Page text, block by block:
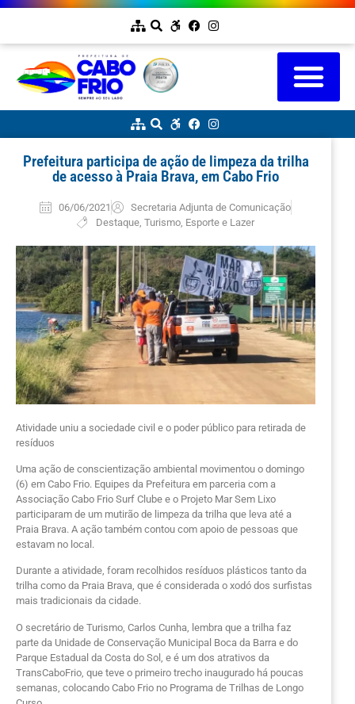
Prefeitura participa de ação de limpeza da trilha
de acesso à Praia Brava, em Cabo Frio
06/06/2021
Secretaria Adjunta de Comunicação
Destaque, Turismo, Esporte e Lazer
Atividade uniu a sociedade civil e o poder público para retirada de
resíduos
Uma ação de conscientização ambiental movimentou o domingo
(6) em Cabo Frio. Equipes da Prefeitura em parceria com a
Associação Cabo Frio Surf Clube e o Projeto Mar Sem Lixo
participaram de um mutirão de limpeza da trilha que leva até a
Praia Brava. A ação também contou com apoio de pessoas que
estavam no local.
Durante a atividade, foram recolhidos resíduos plásticos tanto da
trilha como da Praia Brava, que é considerada o xodó dos surfistas
mais tradicionais da cidade.
O secretário de Turismo, Carlos Cunha, lembra que a trilha faz
parte da Unidade de Conservação Municipal Boca da Barra e do
Parque Estadual da Costa do Sol, e é um dos atrativos da
TransCaboFrio, que teve o primeiro trecho inaugurado há poucas
semanas, colocando Cabo Frio no Programa de Trilhas de Longo